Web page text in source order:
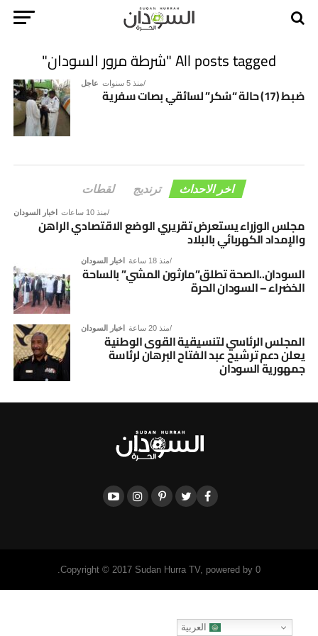
All posts tagged "شرطة مرور السودان"
عاجل منذ 5 سنوات
ضبط (17) حالة “سُكر” لسائقي بصات سفرية
اخر الاحداث ترنديج لقطات
اخبار السودان منذ 10 ساعات
مجلس الوزراء يستعرض تقريري الوضع الاقتصادي الراهن
والإمداد الكهربائي بالبلاد
اخبار السودان منذ 18 ساعة
السودان..الصحة تطلق”مارثون المشي” بالساحة
الخضراء – السودان الحرة
اخبار السودان منذ 20 ساعة
المجلس الرئاسي لتنسيقية القوى الوطنية
يعلن دعم ترشيح عبد الفتاح البرهان لرئاسة
جمهورية السودان
Copyright © 2017 Sudan Hurra TV, powered by 0.
العربية